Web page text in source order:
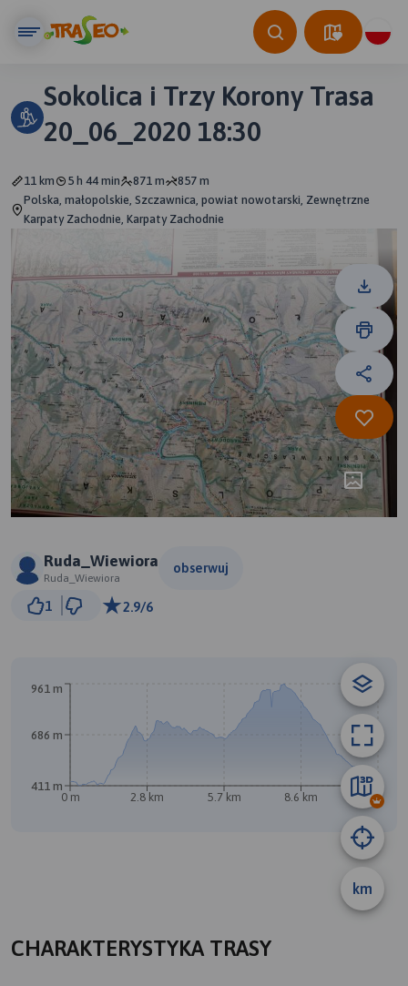
Sokolica i Trzy Korony Trasa
20_06_2020 18:30
11 km 5 h 44 min 871 m
857 m
Polska, małopolskie, Szczawnica, powiat nowotarski, Zewnętrzne
Karpaty Zachodnie, Karpaty Zachodnie
Ruda_Wiewiora
Ruda_Wiewiora
obserwuj
1 2.9/6
A
km
0 m 2.8 km 5.7 km 8.6 km 11 km
411 m
686 m
961 m
CHARAKTERYSTYKA TRASY